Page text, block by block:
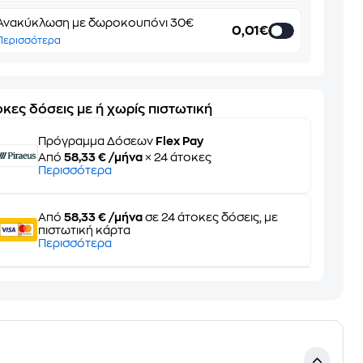
με δωροκουπόνι 30€
0,01€
δόσεις με ή χωρίς πιστωτική
Πρόγραμμα Δόσεων Flex Pay
Από58,33 € /μήνα × 24 άτοκες
Περισσότερα
Από58,33 € /μήνα σε 24 άτοκες δόσεις, με
πιστωτική κάρτα
Περισσότερα